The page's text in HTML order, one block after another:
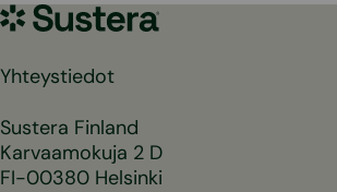
Sustera
Yhteystiedot
Sustera Finland
Karvaamokuja 2 D
FI-00380 Helsinki